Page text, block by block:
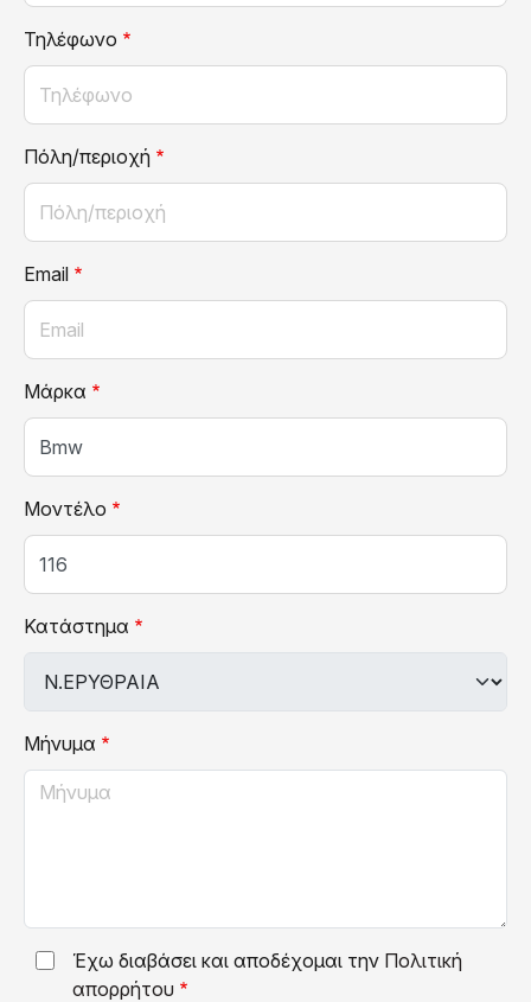
Τηλέφωνο
Πόλη/περιοχή
Email
Μάρκα
Μοντέλο
Κατάστημα
Μήνυμα
Έχω διαβάσει και αποδέχομαι την Πολιτική
απορρήτου